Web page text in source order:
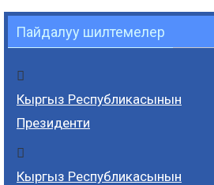
Пайдалуу шилтемелер
Кыргыз Республикасынын
Президенти
Кыргыз Республикасынын